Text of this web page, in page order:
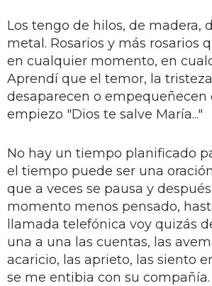
Los tengo de hilos, de madera,
metal. Rosarios y más rosarios
en cualquier momento, en
Aprendí que el temor, la
desaparecen o empequeñecen
empiezo "Dios te salve María..."
No hay un tiempo planificado
el tiempo puede ser una
que a veces se pausa y
momento menos pensado,
llamada telefónica voy quizás
una a una las cuentas, las
acaricio, las aprieto, las siento
se me entibia con su compañía.